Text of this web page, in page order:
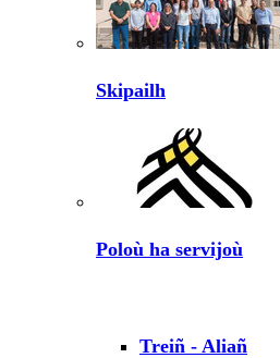
Skipailh
Poloù ha servijoù
Treiñ - Aliañ